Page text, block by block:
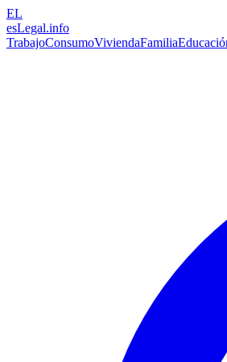
EL
esLegal.info
TrabajoConsumoViviendaFamilia